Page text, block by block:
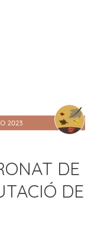
DE
DE